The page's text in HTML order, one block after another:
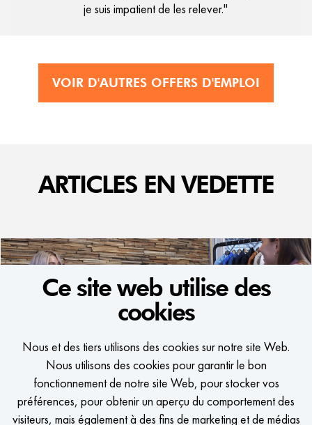
Ce site web utilise des
cookies
Nous et des tiers utilisons des cookies sur notre site Web.
Nous utilisons des cookies pour garantir le bon
fonctionnement de notre site Web, pour stocker vos
préférences, pour obtenir un aperçu du comportement des
visiteurs, mais également à des fins de marketing et de médias
je suis impatient de les relever."
VOIR D'AUTRES OFFERS D'EMPLOI
ARTICLES EN VEDETTE
WE WOULD LIKE
TO KEEP IN TOUCH
Recevoir un message dès qu'il y a une offre d'emploi qui vous